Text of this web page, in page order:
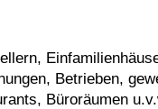
Betrieben,
Büroräumen